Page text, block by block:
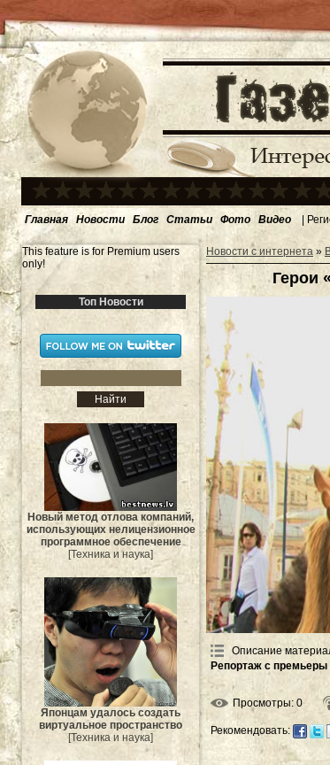
Главная Новости Блог Статьи Фото Видео |
This feature is for Premium users
only!
Топ Новости
Новый метод отлова компаний,
использующих нелицензионное
программное обеспечение
[Техника и наука]
Японцам удалось создать
виртуальное пространство
[Техника и наука]
Новости с интернета »
Герои
Описание
Репортаж с
Просмотры: 0
Рекомендовать: